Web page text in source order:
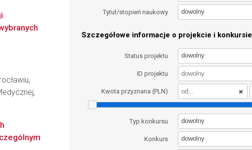
Tytuł/stopień naukowy dowolny
Szczegółowe informacje o projekcie i konkursie
Status projektu dowolny
ID projektu
Kwota przyznana (PLN)
Typ konkursu dowolny
Konkurs dowolny